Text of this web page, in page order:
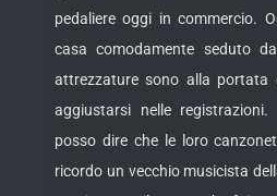
pedaliere oggi in commercio.
casa comodamente seduto
attrezzature sono alla
aggiustarsi nelle
posso dire che le loro
ricordo un vecchio musicista